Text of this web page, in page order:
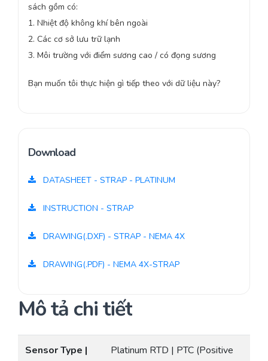
sách gồm có:
1. Nhiệt độ không khí bên ngoài
2. Các cơ sở lưu trữ lạnh
3. Môi trường với điểm sương cao / có đọng sương
Bạn muốn tôi thực hiện gì tiếp theo với dữ liệu này?
Download
DATASHEET - STRAP - PLATINUM
INSTRUCTION - STRAP
DRAWING(.DXF) - STRAP - NEMA 4X
DRAWING(.PDF) - NEMA 4X-STRAP
Mô tả chi tiết
Sensor Type |
Platinum RTD | PTC (Positive